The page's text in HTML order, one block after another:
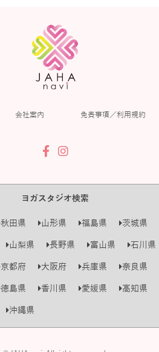
会社案内 免責事項／利用規約
ヨガスタジオ検索
秋田県 山形県 福島県 茨城県
山梨県 長野県 富山県 石川県
京都府 大阪府 兵庫県 奈良県
徳島県 香川県 愛媛県 高知県
沖縄県